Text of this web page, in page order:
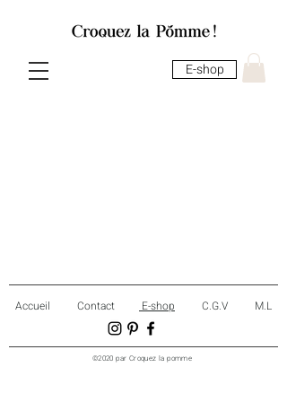
E-shop
Accueil Contact E-shop C.G.V M.L
©2020 par Croquez la pomme